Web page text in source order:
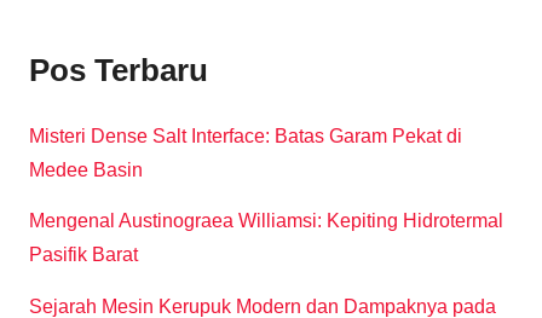
Pos Terbaru
Misteri Dense Salt Interface: Batas Garam Pekat di
Medee Basin
Mengenal Austinograea Williamsi: Kepiting Hidrotermal
Pasifik Barat
Sejarah Mesin Kerupuk Modern dan Dampaknya pada